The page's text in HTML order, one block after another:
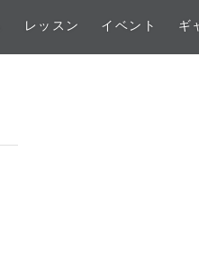
レッスン イベント ギ